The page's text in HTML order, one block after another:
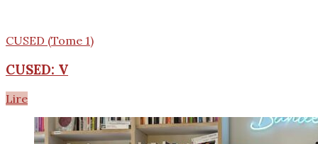
CUSED (Tome 1)
CUSED: V
Lire